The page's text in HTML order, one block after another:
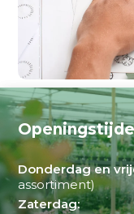
Donderdag en
assortiment)
Zaterdag: